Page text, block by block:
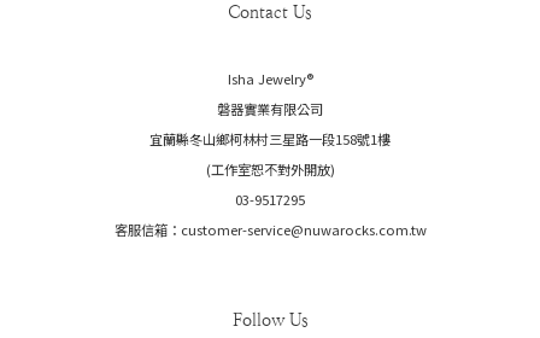
Contact Us
Isha Jewelry®️
磐器實業有限公司
宜蘭縣冬山鄉柯林村三星路一段158號1樓
(工作室恕不對外開放)
03-9517295
客服信箱：customer-service@nuwarocks.com.tw
Follow Us